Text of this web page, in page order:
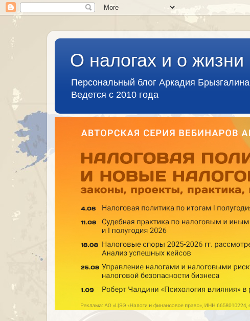
О налогах и о жизни
Персональный блог Аркадия Брызгалина
Ведется с 2010 года